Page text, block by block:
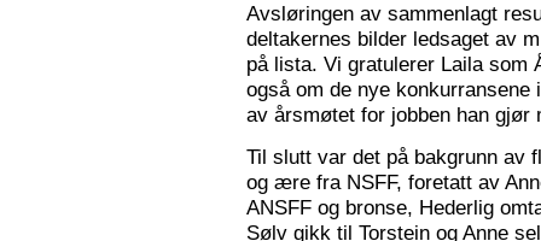
Avsløringen av sammenlagt
deltakernes bilder ledsaget av
på lista. Vi gratulerer Laila som
også om de nye
av årsmøtet for jobben han gjør
Til slutt var det på bakgrunn av
og ære fra NSFF, foretatt av
ANSFF og bronse, Hederlig
Sølv gikk til Torstein og Anne